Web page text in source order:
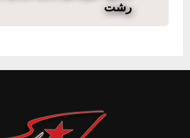
رشت